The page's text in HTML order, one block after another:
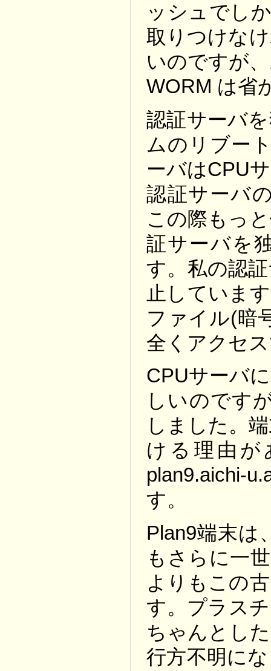
ッシュでし
取りつけな
いのですが
WORM は省
認証サーバ
ムのリブー
ーバはCPU
認証サーバ
この際もっ
証サーバを
す。私の認
止していま
ファイル(暗
全くアクセ
CPUサーバ
しいのです
しました。
ける理由
plan9.aichi-
す。
Plan9端末は
もさらに一
よりもこの
す。プラス
ちゃんとし
行方不明に